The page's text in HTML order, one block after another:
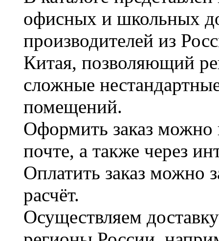
офисных и школьных
производителей из
Китая, позволяющий
сложные
помещений.
Оформить заказ можно
почте, а также через
Оплатить заказ можно
расчёт.
Осуществляем